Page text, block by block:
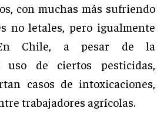
con muchas más sufriendo
no letales, pero igualmente
En Chile, a pesar de la
uso de ciertos pesticidas,
casos de intoxicaciones,
trabajadores agrícolas.